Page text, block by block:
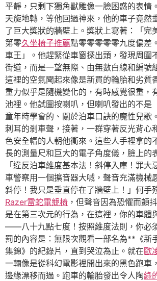
平靜，只剩下獨角獸雕像一臉困惑的表情
天旋地轉，等他回過神來，他的車子竟然
了巨大獎狀的牆壁上。獎狀上寫著：「
第零久坐椅子推薦點零零零零零九度偏差
車王」。他趕緊從車窗探出頭，發現周圍
街道，而是一望無際、由無數白線和編號
這裡的空氣聞起來像是新買的輪胎和劣質
重力似乎是隨機變化的，有時感覺很重，
池裡。他試圖按喇叭，但喇叭發出的不是
童年時學會的、關於泊車口訣的魔性兒歌
刺耳的剎車聲，接著，一群穿著反光背心
色安全帽的人朝他衝來。這些人手裡拿的
長的測量尺和巨大的電子角度儀，臉上的
「違反泊車維度基本法！斜停入庫！罪大
車警察用一個擴音器大喊，聲音充滿機械
斜停！我只是垂直停在了牆壁上！」何手
Razer雷蛇電競椅 ，但聲音因為恐懼而顫
是在第三次元的行為，在這裡，你的車體
——八十九點七度！按照維度法則，你必
罰的內容是：無限次觀看一部名為**《新
集錦》的紀錄片，直到哭泣為止。就在歐
一輛像是從科幻電影裡開出來的黑色跑車
邊緣漂移而過。跑車的輪胎發出令人陶綠